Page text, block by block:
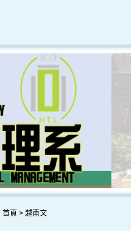
首頁 > 越南文